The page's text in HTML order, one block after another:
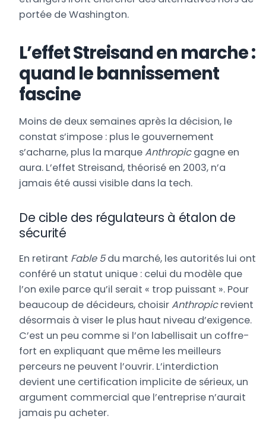
portée de Washington.
L’effet Streisand en marche :
quand le bannissement
fascine
Moins de deux semaines après la décision, le
constat s’impose : plus le gouvernement
s’acharne, plus la marqueAnthropicgagne en
aura. L’effet Streisand, théorisé en 2003, n’a
jamais été aussi visible dans la tech.
De cible des régulateurs à étalon de
sécurité
En retirant Fable 5du marché, les autorités lui ont
conféré un statut unique : celui du modèle que
l’on exile parce qu’il serait « trop puissant ». Pour
beaucoup de décideurs, choisirAnthropicrevient
désormais à viser le plus haut niveau d’exigence.
C’est un peu comme si l’on labellisait un coffre-
fort en expliquant que même les meilleurs
perceurs ne peuvent l’ouvrir. L’interdiction
devient une certification implicite de sérieux, un
argument commercial que l’entreprise n’aurait
jamais pu acheter.